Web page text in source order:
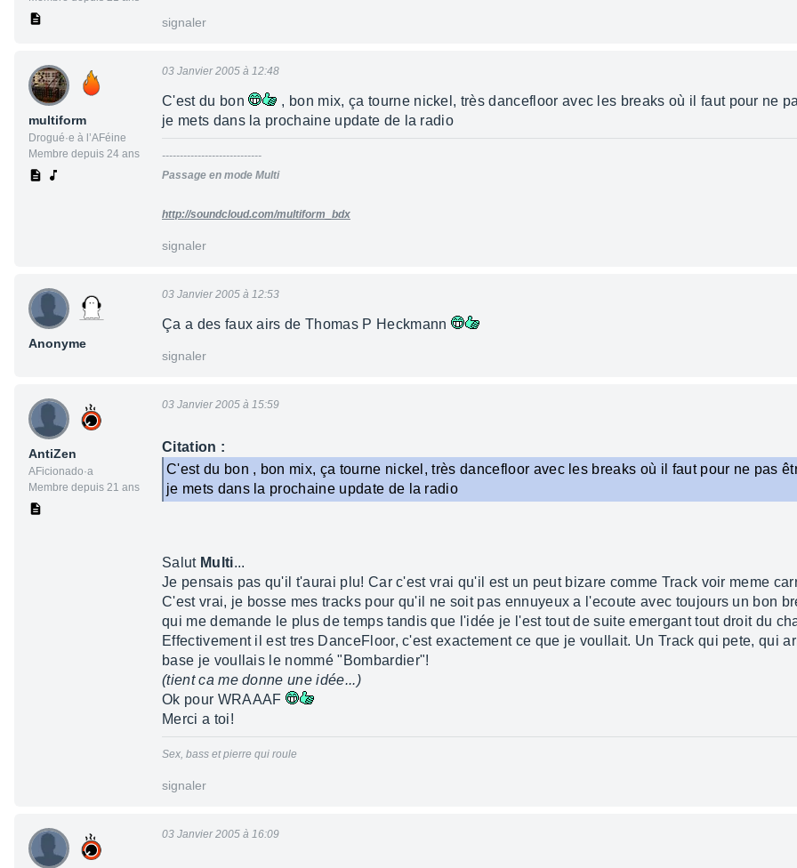
signaler
multiform
Drogué·e à l’AFéine
Membre depuis 24 ans
03 Janvier 2005 à 12:48
C'est du bon
, bon mix, ça tourne nickel, très dancefloor avec les breaks où il faut pour ne
je mets dans la prochaine update de la radio
----------------------------
Passage en mode Multi
http://soundcloud.com/multiform_bdx
signaler
Anonyme
03 Janvier 2005 à 12:53
Ça a des faux airs de Thomas P Heckmann
signaler
AntiZen
AFicionado·a
Membre depuis 21 ans
03 Janvier 2005 à 15:59
Citation :
C'est du bon , bon mix, ça tourne nickel, très dancefloor avec les breaks où il faut pour ne pas
je mets dans la prochaine update de la radio
Salut Multi...
Je pensais pas qu'il t'aurai plu! Car c'est vrai qu'il est un peut bizare comme Track voir meme
C'est vrai, je bosse mes tracks pour qu'il ne soit pas ennuyeux a l'ecoute avec toujours un bon
qui me demande le plus de temps tandis que l'idée je l'est tout de suite emergant tout droit du
Effectivement il est tres DanceFloor, c'est exactement ce que je voullait. Un Track qui pete, qui
base je voullais le nommé "Bombardier"!
(tient ca me donne une idée...)
Ok pour WRAAAF
Merci a toi!
Sex, bass et pierre qui roule
signaler
03 Janvier 2005 à 16:09